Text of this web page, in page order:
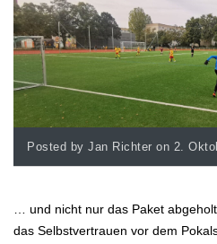
Posted by Jan Richter on 2.
… und nicht nur das Paket
das Selbstvertrauen vor dem